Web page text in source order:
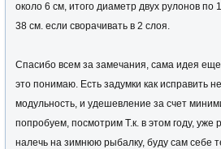
около 6 см, итого диаметр двух рулонов по
38 см. если сворачивать в 2 слоя.
Спасибо всем за замечания, сама идея
это понимаю. Есть задумки как исправить
модульность, и удешевление за счет
попробуем, посмотрим Т.к. в этом году, уже
налечь на зимнюю рыбалку, буду сам себе